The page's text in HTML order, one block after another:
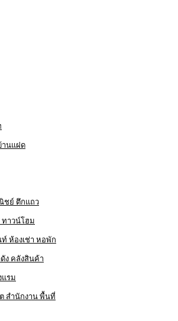
านแฝด
ชย์ ตึกแถว
ทาวน์โฮม
ห้องเช่า หอพัก
ง คลังสินค้า
แรม
สำนักงาน พื้นที่